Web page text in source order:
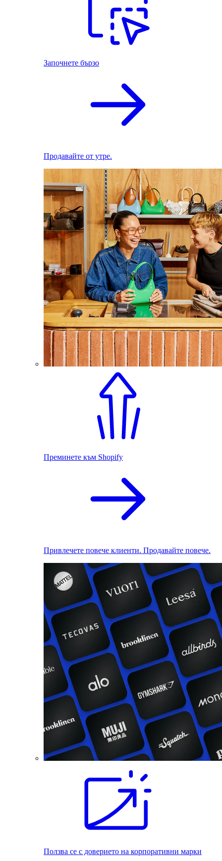
Започнете бързо
Продавайте от утре.
Преминете към Shopify
Привлечете повече клиенти. Продавайте повече.
Ползва се с доверието на корпоративни марки